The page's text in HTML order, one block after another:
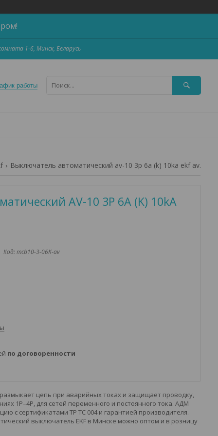
1-6, Минск, Беларусь
работы
Выключатель автоматический av-10 3p 6a (k) 10ka ekf averes
AV-10 3P 6A (K) 10kA
Код:mcb10-3-06K-av
по договоренности
цепь при аварийных токах и защищает проводку,
1P–4P, для сетей переменного и постоянного тока. АДМ
с сертификатами ТР ТС 004 и гарантией производителя.
выключатель EKF в Минске можно оптом и в розницу